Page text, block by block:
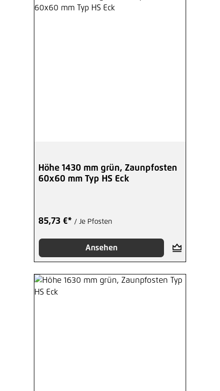
Höhe 1430 mm grün, Zaunpfosten
60x60 mm Typ HS Eck
85,73 €* / Je Pfosten
Ansehen